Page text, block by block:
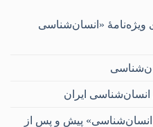
ویژه‌نامۀ «انسان‌شناسی
ایران
پیش و پس از